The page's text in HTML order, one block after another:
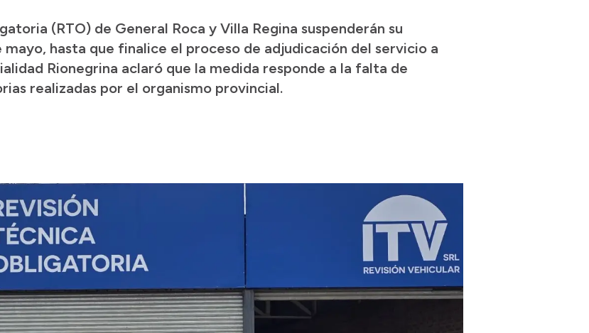
(RTO) de General Roca y Villa Regina suspenderán su
hasta que finalice el proceso de adjudicación del servicio a
Rionegrina aclaró que la medida responde a la falta de
realizadas por el organismo provincial.